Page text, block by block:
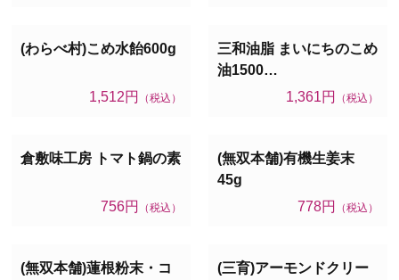
(わらべ村)こめ水飴600g
1,512円 （税込）
三和油脂 まいにちのこめ
油1500…
1,361円
（税込）
倉敷味工房 トマト鍋の素
756円 （税込）
(無双本舗)有機生姜末
45g
778円
（税込）
(無双本舗)蓮根粉末・コ
(三育)アーモンドクリー